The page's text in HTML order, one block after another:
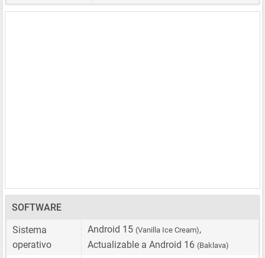
SOFTWARE
Sistema
operativo
Android 15 (Vanilla Ice Cream),
Actualizable a Android 16 (Baklava)